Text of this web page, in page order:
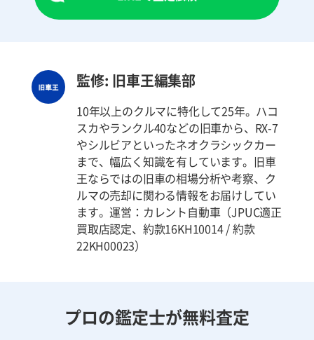
監修: 旧車王編集部
10年以上のクルマに特化して25年。ハコ
スカやランクル40などの旧車から、RX-7
やシルビアといったネオクラシックカー
まで、幅広く知識を有しています。旧車
王ならではの旧車の相場分析や考察、ク
ルマの売却に関わる情報をお届けしてい
ます。運営：カレント自動車（JPUC適正
買取店認定、約款16KH10014 / 約款
22KH00023）
プロの鑑定士が無料査定